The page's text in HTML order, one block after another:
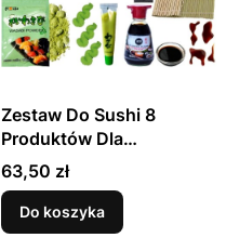
Zestaw Do Sushi 8
Produktów Dla
Początkujących
Cena
63,50 zł
Do koszyka